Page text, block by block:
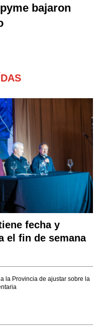
bajaron
fecha y
el fin de semana
la Provincia de ajustar sobre la